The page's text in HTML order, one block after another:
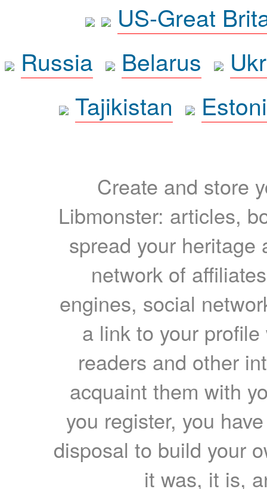
US-Great
Russia
Belarus
Tajikistan
Create and store
Libmonster: articles,
spread your heritage
network of
engines, social
a link to your
readers and other
acquaint them with
you register, you
disposal to build your
it was, it is,